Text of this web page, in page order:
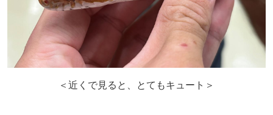
＜近くで見ると、とてもキュート＞